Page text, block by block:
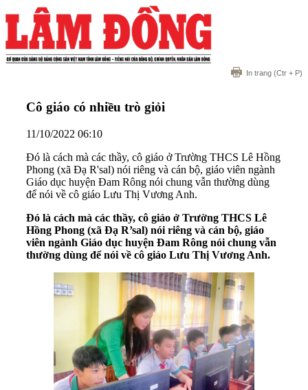
In trang (Ctr + P)
Cô giáo có nhiều trò giỏi
11/10/2022 06:10
Đó là cách mà các thầy, cô giáo ở Trường THCS Lê Hồng
Phong (xã Đạ R'sal) nói riêng và cán bộ, giáo viên ngành
Giáo dục huyện Đam Rông nói chung vẫn thường dùng
để nói về cô giáo Lưu Thị Vương Anh.
Đó là cách mà các thầy, cô giáo ở Trường THCS Lê
Hồng Phong (xã Đạ R’sal) nói riêng và cán bộ, giáo
viên ngành Giáo dục huyện Đam Rông nói chung vẫn
thường dùng để nói về cô giáo Lưu Thị Vương Anh.